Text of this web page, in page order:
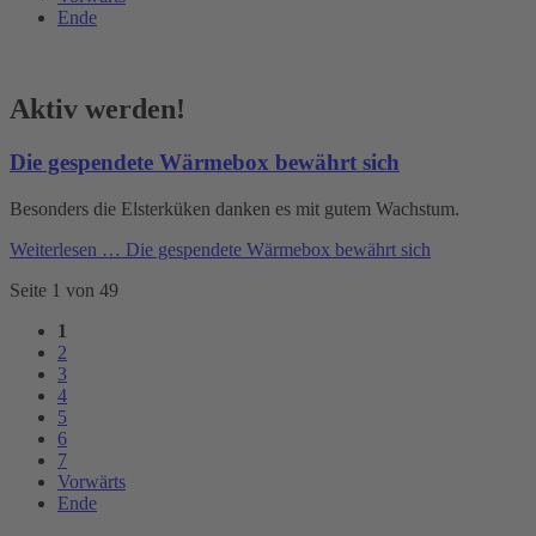
Ende
Aktiv werden!
Die gespendete Wärmebox bewährt sich
Besonders die Elsterküken danken es mit gutem Wachstum.
Weiterlesen … Die gespendete Wärmebox bewährt sich
Seite 1 von 49
1
2
3
4
5
6
7
Vorwärts
Ende